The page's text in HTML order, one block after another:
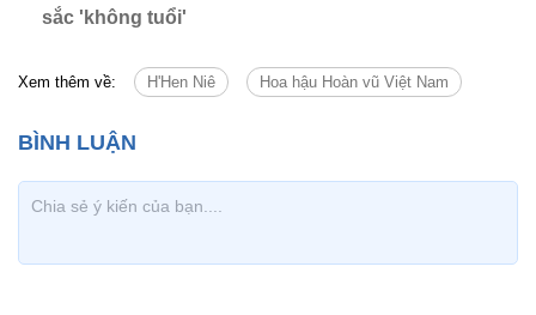
sắc 'không tuổi'
Xem thêm về: H'Hen Niê Hoa hậu Hoàn vũ Việt Nam